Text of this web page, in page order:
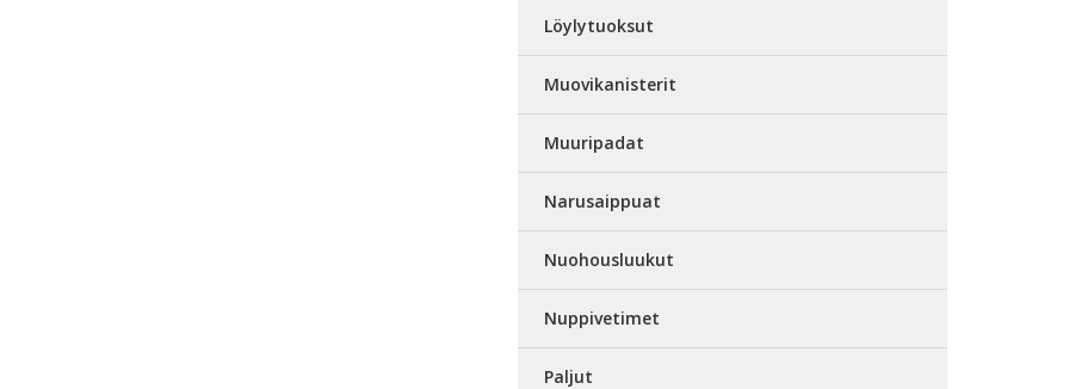
Löylytuoksut
Muovikanisterit
Muuripadat
Narusaippuat
Nuohousluukut
Nuppivetimet
Paljut